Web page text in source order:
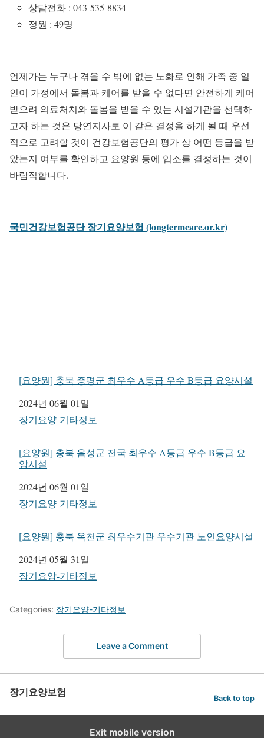
상담전화 : 043-535-8834
정원 : 49명
언제가는 누구나 겪을 수 밖에 없는 노화로 인해 가족 중 일
인이 가정에서 돌봄과 케어를 받을 수 없다면 안전하게 케어
받으려 의료처치와 돌봄을 받을 수 있는 시설기관을 선택하
고자 하는 것은 당연지사로 이 같은 결정을 하게 될 때 우선
적으로 고려할 것이 건강보험공단의 평가 상 어떤 등급을 받
았는지 여부를 확인하고 요양원 등에 입소를 결정하는 것이
바람직합니다.
국민건강보험공단 장기요양보험 (longtermcare.or.kr)
[요양원] 충북 증평군 최우수 A등급 우수 B등급 요양시설
일자
2024년 06월 01일
관련 항목
장기요양-기타정보
[요양원] 충북 음성군 전국 최우수 A등급 우수 B등급 요
양시설
일자
2024년 06월 01일
관련 항목
장기요양-기타정보
[요양원] 충북 옥천군 최우수기관 우수기관 노인요양시설
일자
2024년 05월 31일
관련 항목
장기요양-기타정보
Categories: 장기요양-기타정보
Leave a Comment
장기요양보험 Back to top
Exit mobile version